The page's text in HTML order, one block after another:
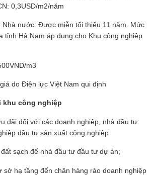
0,3USD/m2/năm
Nhà nước: Được miễn tối thiểu 11 năm. Mức
tỉnh Hà Nam áp dụng cho Khu công nghiệp
m3
do Điện lực Việt Nam qui định
khu công nghiệp
đãi đối với các doanh nghiệp, nhà đầu tư:
đầu tư sản xuất công nghiệp
sạch để nhà đầu tư đầu tư dự án;
sở hạ tầng đến chân hàng rào doanh nghiệp